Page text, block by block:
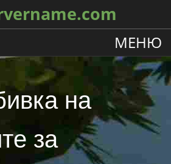
МЕНЮ
на
за